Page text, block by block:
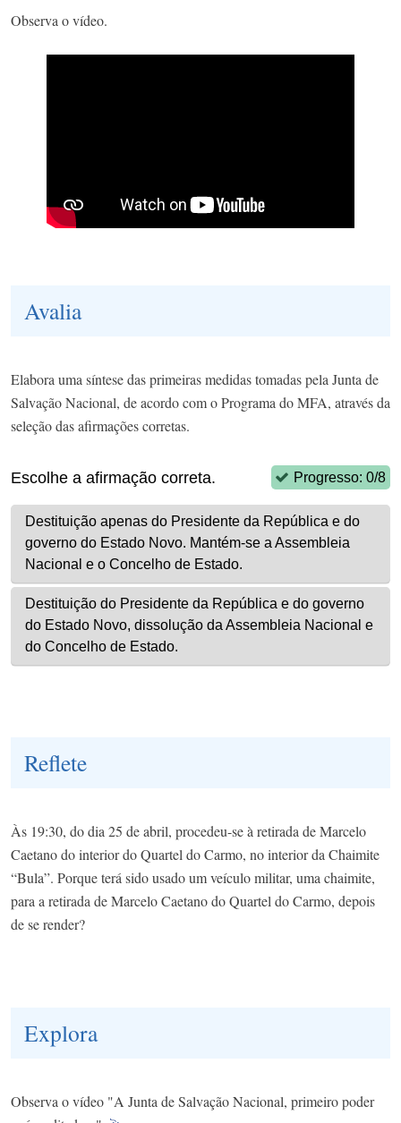
Observa o vídeo.
Avalia
Elabora uma síntese das primeiras medidas tomadas pela Junta de
Salvação Nacional, de acordo com o Programa do MFA, através da
seleção das afirmações corretas.
Reflete
Às 19:30, do dia 25 de abril, procedeu-se à retirada de Marcelo
Caetano do interior do Quartel do Carmo, no interior da Chaimite
“Bula”. Porque terá sido usado um veículo militar, uma chaimite,
para a retirada de Marcelo Caetano do Quartel do Carmo, depois
de se render?
Explora
Observa o vídeo "A Junta de Salvação Nacional, primeiro poder